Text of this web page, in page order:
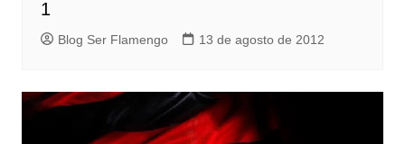
1
Blog Ser Flamengo 13 de agosto de 2012